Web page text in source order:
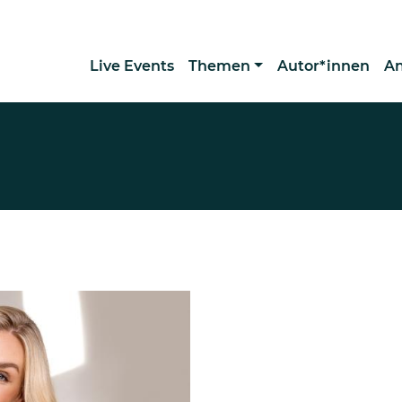
Live Events Themen Autor*innen